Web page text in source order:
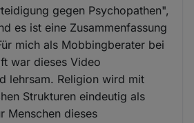
gegen Psychopathen",
es ist eine Zusammenfassung
mich als Mobbingberater bei
war dieses Video
lehrsam. Religion wird mit
Strukturen eindeutig als
Menschen dieses